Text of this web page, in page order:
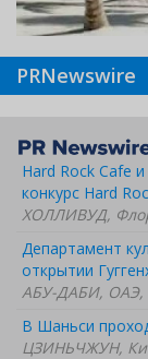
PRNewswire
Hard Rock Cafe
конкурс Hard
ХОЛЛИВУД,
Департамент
открытии
АБУ-ДАБИ, ОАЭ,
В Шаньси
ЦЗИНЬЧЖУН,